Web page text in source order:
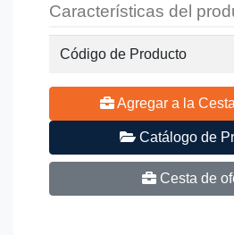
Características del
Código de Producto
Agregar a la
Catálogo de
Cesta de